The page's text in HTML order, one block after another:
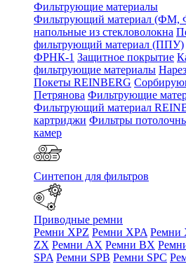
Фильтрующие материалы
Фильтрующий материал
напольные из стекловолокна
фильтрующий материал (ППУ)
ФРНК-1 Защитное покрытие
фильтрующие материалы
Покеты REINBERG
Петрянова Фильтрующие
Фильтрующий материал
картриджи Фильтры
камер
Синтепон для фильтров
Приводные ремни
Ремни XPZ Ремни XPA Ремни
ZX Ремни AX Ремни BX
SPA Ремни SPB Ремни SPC